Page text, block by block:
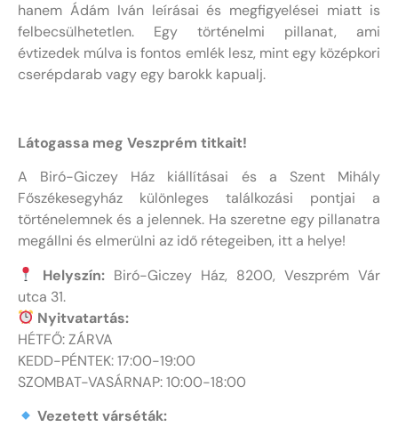
hanem Ádám Iván leírásai és megfigyelései miatt is
felbecsülhetetlen. Egy történelmi pillanat, ami
évtizedek múlva is fontos emlék lesz, mint egy középkori
cserépdarab vagy egy barokk kapualj.
Látogassa meg Veszprém titkait!
A Biró-Giczey Ház kiállításai és a Szent Mihály
Főszékesegyház különleges találkozási pontjai a
történelemnek és a jelennek. Ha szeretne egy pillanatra
megállni és elmerülni az idő rétegeiben, itt a helye!
Helyszín: Biró-Giczey Ház, 8200, Veszprém Vár
utca 31.
Nyitvatartás:
HÉTFŐ: ZÁRVA
KEDD-PÉNTEK: 17:00-19:00
SZOMBAT-VASÁRNAP: 10:00-18:00
Vezetett várséták: